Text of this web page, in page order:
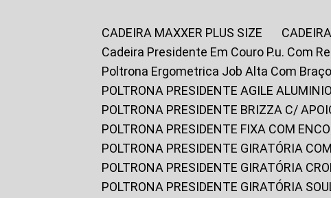
CADEIRA MAXXER PLUS SIZE
Cadeira Presidente Em Couro P.u. Com
Poltrona Ergometrica Job Alta Com Braço
POLTRONA PRESIDENTE AGILE ALUMINIO
POLTRONA PRESIDENTE BRIZZA C/
POLTRONA PRESIDENTE FIXA COM
POLTRONA PRESIDENTE GIRATÓRIA
POLTRONA PRESIDENTE GIRATÓRIA
POLTRONA PRESIDENTE GIRATÓRIA